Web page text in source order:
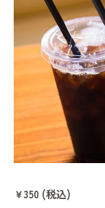
￥350 (税込)